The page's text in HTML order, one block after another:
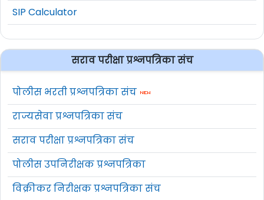
SIP Calculator
सराव परीक्षा प्रश्नपत्रिका संच
पोलीस भरती प्रश्नपत्रिका संच
राज्यसेवा प्रश्नपत्रिका संच
सराव परीक्षा प्रश्नपत्रिका संच
पोलीस उपनिरीक्षक प्रश्नपत्रिका
विक्रीकर निरीक्षक प्रश्नपत्रिका संच